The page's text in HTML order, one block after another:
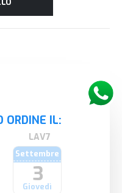
ORDINE IL:
Giovedì
Settembre
3